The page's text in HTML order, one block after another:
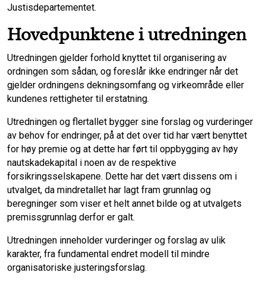
Justisdepartementet.
Hovedpunktene i utredningen
Utredningen gjelder forhold knyttet til organisering av
ordningen som sådan, og foreslår ikke endringer når det
gjelder ordningens dekningsomfang og virkeområde eller
kundenes rettigheter til erstatning.
Utredningen og flertallet bygger sine forslag og vurderinger
av behov for endringer, på at det over tid har vært benyttet
for høy premie og at dette har ført til oppbygging av høy
nautskadekapital i noen av de respektive
forsikringsselskapene. Dette har det vært dissens om i
utvalget, da mindretallet har lagt fram grunnlag og
beregninger som viser et helt annet bilde og at utvalgets
premissgrunnlag derfor er galt.
Utredningen inneholder vurderinger og forslag av ulik
karakter, fra fundamental endret modell til mindre
organisatoriske justeringsforslag.